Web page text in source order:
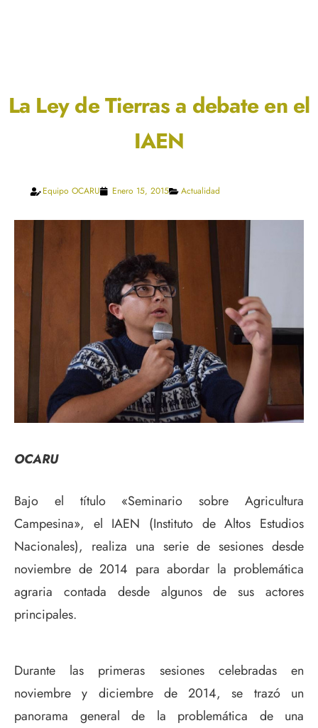
La Ley de Tierras a debate en el
IAEN
Equipo OCARU Enero 15, 2015 Actualidad
OCARU
Bajo el título «Seminario sobre Agricultura
Campesina», el IAEN (Instituto de Altos Estudios
Nacionales), realiza una serie de sesiones desde
noviembre de 2014 para abordar la problemática
agraria contada desde algunos de sus actores
principales.
Durante las primeras sesiones celebradas en
noviembre y diciembre de 2014, se trazó un
panorama general de la problemática de una